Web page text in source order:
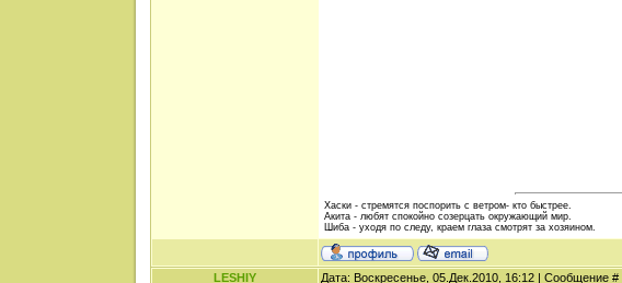
Хаски - стремятся поспорить с ветром- кто быстрее.
Акита - любят спокойно созерцать окружающий мир.
Шиба - уходя по следу, краем глаза смотрят за хозяином.
LESHIY Дата: Воскресенье, 05.Дек.2010, 16:12 | Сообщение #